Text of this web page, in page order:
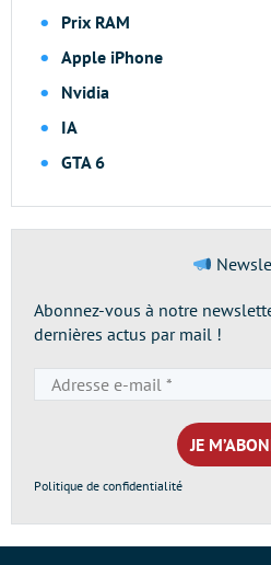
Prix RAM
Apple iPhone
Nvidia
IA
GTA 6
Abonnez-vous à notre
dernières actus par mail !
e-
*
Politique de confidentialité